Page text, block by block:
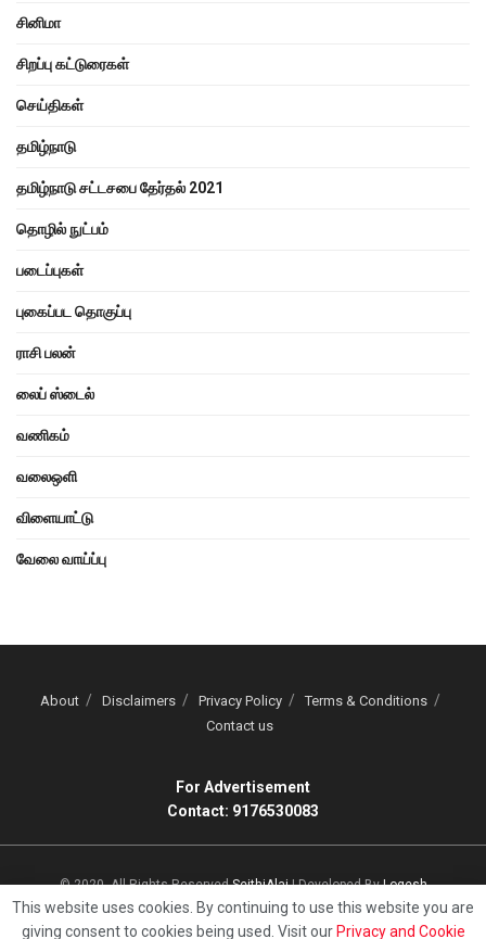
சினிமா
சிறப்பு கட்டுரைகள்
செய்திகள்
தமிழ்நாடு
தமிழ்நாடு சட்டசபை தேர்தல் 2021
தொழில் நுட்பம்
படைப்புகள்
புகைப்பட தொகுப்பு
ராசி பலன்
லைப் ஸ்டைல்
வணிகம்
வலைஒளி
விளையாட்டு
வேலை வாய்ப்பு
About Disclaimers Privacy Policy
Terms & Conditions
Contact us
For Advertisement
Contact: 9176530083
© 2020, All Rights ReservedSeithiAlai| Developed ByLogesh
This website uses cookies. By continuing to use this website you are
giving consent to cookies being used. Visit our Privacy and Cookie